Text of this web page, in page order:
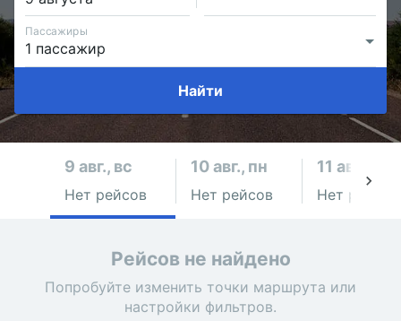
Пассажиры
Найти
9 авг., вс
Нет рейсов
10 авг., пн
Нет рейсов
11 авг., вт
Нет рейсов
Рейсов не найдено
Попробуйте изменить точки маршрута или
настройки фильтров.